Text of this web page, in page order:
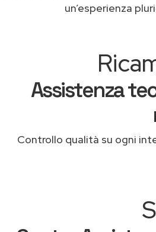
un’esperienza
Assistenza
Controllo qualità su ogni